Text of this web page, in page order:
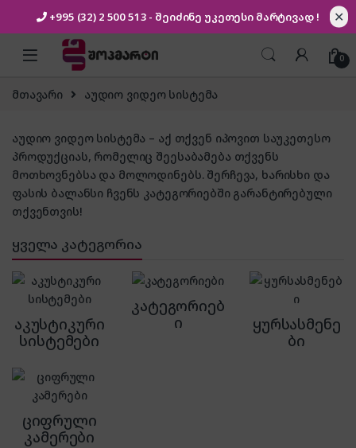
+995 (32) 2 500 513 - შეიძინე უკეთესი მარტივად ! ✕
Skip to navigation
Skip to content
0
მთავარი აუდიო ვიდეო სისტემა
აუდიო ვიდეო სისტემა – აქ თქვენ იპოვით საუკეთესო
პროდუქციას, რომელიც შეესაბამება თქვენს
მოთხოვნებსა და მოლოდინებს. შერჩევა, ხარისხი და
ფასის ბალანსი ჩვენს კატეგორიებში გარანტირებული
თქვენთვის!
ყველა კატეგორია
აკუსტიკური
სისტემები
კატეგორიებ
ი
ყურსასმენე
ბი
ციფრული
კამერები